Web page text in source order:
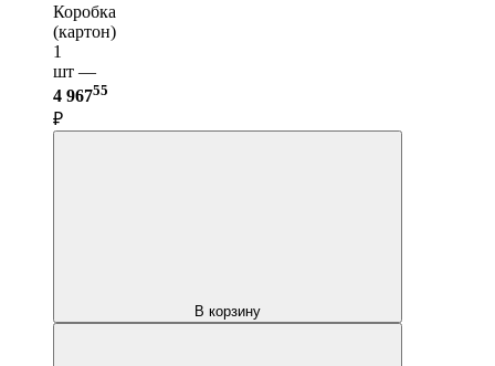
Коробка
(картон)
1
шт —
4 96755
₽
В корзину